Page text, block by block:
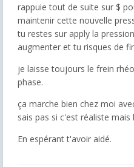
rappuie tout de suite sur $
maintenir cette nouvelle
tu restes sur apply la
augmenter et tu risques de
je laisse toujours le frein
phase.
ça marche bien chez moi
sais pas si c'est réaliste
En espérant t'avoir aidé.